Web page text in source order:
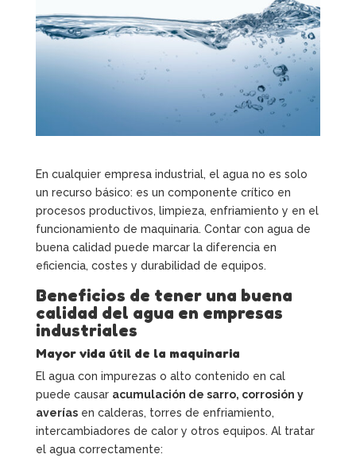
En cualquier empresa industrial, el agua no es solo
un recurso básico: es un componente crítico en
procesos productivos, limpieza, enfriamiento y en el
funcionamiento de maquinaria. Contar con agua de
buena calidad puede marcar la diferencia en
eficiencia, costes y durabilidad de equipos.
Beneficios de tener una buena
calidad del agua en empresas
industriales
Mayor vida útil de la maquinaria
El agua con impurezas o alto contenido en cal
puede causar acumulación de sarro, corrosión y
averíasen calderas, torres de enfriamiento,
intercambiadores de calor y otros equipos. Al tratar
el agua correctamente: